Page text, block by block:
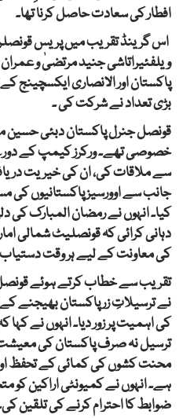
افطار کی سعادت حاصل کرنا تھا۔
اس گرینڈ تقریب میں پریس
ویلفئیراتاشی جنید مرتضیٰ و
پاکستان اور الانصاری ایکسچینج
بڑی تعداد نے شرکت کی ۔
قونصل جنرل پاکستان دبئی
خصوصی تھے۔ ورکرز کیمپ کے
سے ملاقات کی، ان کی خیریت
جانب سے اوورسیز پاکستانیوں کی
کیا۔ انہوں نے رمضان المبارک کی
دہانی کرائی کہ قونصلیٹ شمالی
کی معاونت کے لیے ہر وقت
تقریب سے خطاب کرتے ہوئے
نے ترسیلاتِ زر پاکستان بھیجنے کے
کی اہمیت پر زور دیا۔ انہوں نے کہا
ترسیل نہ صرف پاکستان کی
محنت کشوں کی کمائی کے تحفظ
ہے۔ انہوں نے کمیونٹی اراکین کو
ضوابط کا احترام کرنے کی تلقین